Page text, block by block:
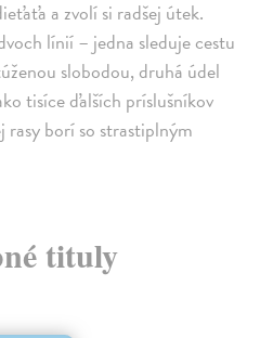
a zvolí si radšej útek.
línií – jedna sleduje cestu
slobodou, druhá údel
tisíce ďalších príslušníkov
borí so strastiplným
tituly